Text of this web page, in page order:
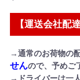
【運送会社配
→通常のお荷物の
せんので、予めご